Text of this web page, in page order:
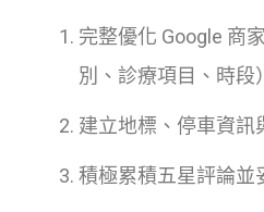
完整優化 Google 商
別、診療項目、時段）
建立地標、停車資訊
積極累積五星評論並